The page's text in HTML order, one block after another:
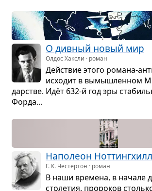
О див­ный новый мир
Олдос Хаксли · роман
Действие этого романа-
ис­хо­дит в вымыш­лен­ном
дар­стве. Идёт 632-й год эры
Форда...
Напо­леон
Г. К. Честертон · роман
В наши вре­мена, в начале
сто­ле­тия, про­ро­ков